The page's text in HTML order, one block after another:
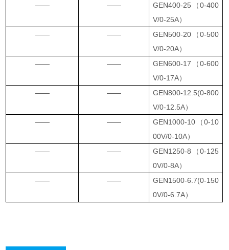
——
——
GEN400-25（0-400
V/0-25A）
——
——
GEN500-20（0-500
V/0-20A）
——
——
GEN600-17（0-600
V/0-17A）
——
——
GEN800-12.5(0-800
V/0-12.5A）
——
——
GEN1000-10（0-10
00V/0-10A）
——
——
GEN1250-8（0-125
0V/0-8A）
——
——
GEN1500-6.7(0-150
0V/0-6.7A）